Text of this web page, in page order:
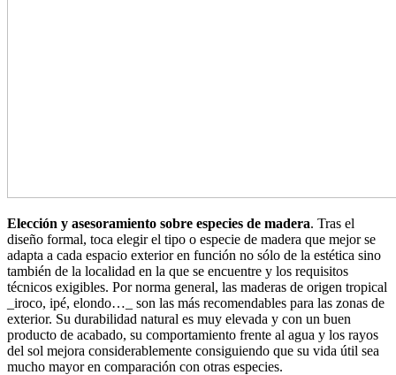
Elección y asesoramiento sobre especies de madera. Tras el
diseño formal, toca elegir el tipo o especie de madera que mejor se
adapta a cada espacio exterior en función no sólo de la estética sino
también de la localidad en la que se encuentre y los requisitos
técnicos exigibles. Por norma general, las maderas de origen tropical
_iroco, ipé, elondo…_ son las más recomendables para las zonas de
exterior. Su durabilidad natural es muy elevada y con un buen
producto de acabado, su comportamiento frente al agua y los rayos
del sol mejora considerablemente consiguiendo que su vida útil sea
mucho mayor en comparación con otras especies.